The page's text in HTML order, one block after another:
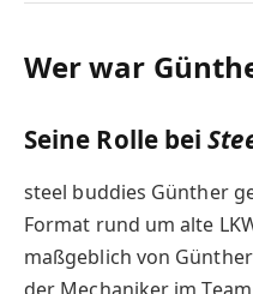
Wer war
Seine Rolle bei
steel buddies Günther
Format rund um alte
maßgeblich von